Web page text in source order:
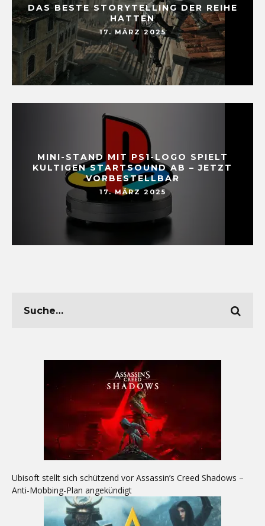
DAS BESTE STORYTELLING DER REIHE
HATTEN
17. MÄRZ 2025
MINI-STAND MIT PS1-LOGO SPIELT
KULTIGEN STARTSOUND AB – JETZT
VORBESTELLBAR
17. MÄRZ 2025
Ubisoft stellt sich schützend vor Assassin’s Creed Shadows –
Anti-Mobbing-Plan angekündigt